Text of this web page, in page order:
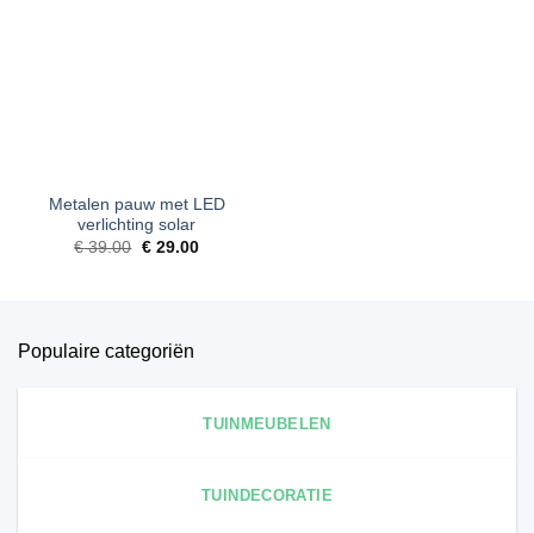
Metalen pauw met LED
verlichting solar
€39.00 Oorspronkelijke
€29.00Huidige
Populaire categoriën
TUINMEUBELEN
TUINDECORATIE